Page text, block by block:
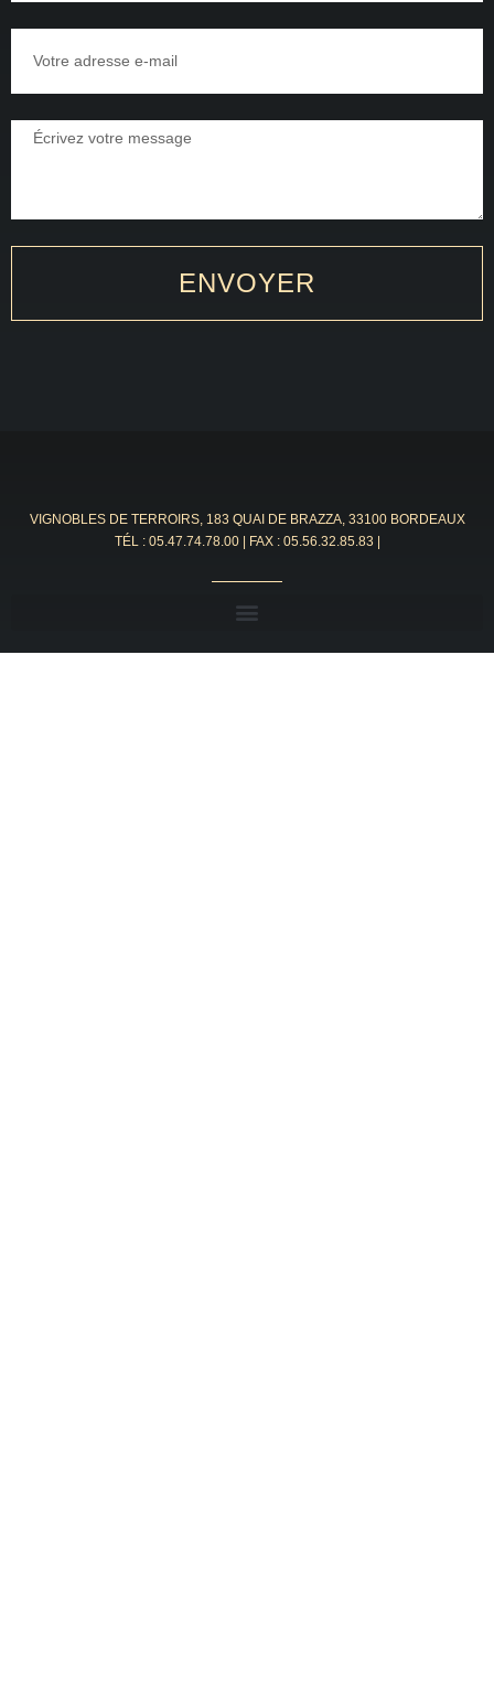
ENVOYER
VIGNOBLES DE TERROIRS, 183 QUAI DE BRAZZA, 33100 BORDEAUX
TÉL : 05.47.74.78.00| FAX : 05.56.32.85.83 |